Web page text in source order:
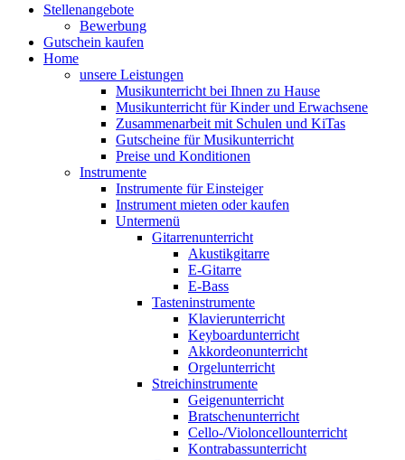
Stellenangebote
Bewerbung
Gutschein kaufen
Home
unsere Leistungen
Musikunterricht bei Ihnen zu Hause
Musikunterricht für Kinder und Erwachsene
Zusammenarbeit mit Schulen und KiTas
Gutscheine für Musikunterricht
Preise und Konditionen
Instrumente
Instrumente für Einsteiger
Instrument mieten oder kaufen
Untermenü
Gitarrenunterricht
Akustikgitarre
E-Gitarre
E-Bass
Tasteninstrumente
Klavierunterricht
Keyboardunterricht
Akkordeonunterricht
Orgelunterricht
Streichinstrumente
Geigenunterricht
Bratschenunterricht
Cello-/Violoncellounterricht
Kontrabassunterricht